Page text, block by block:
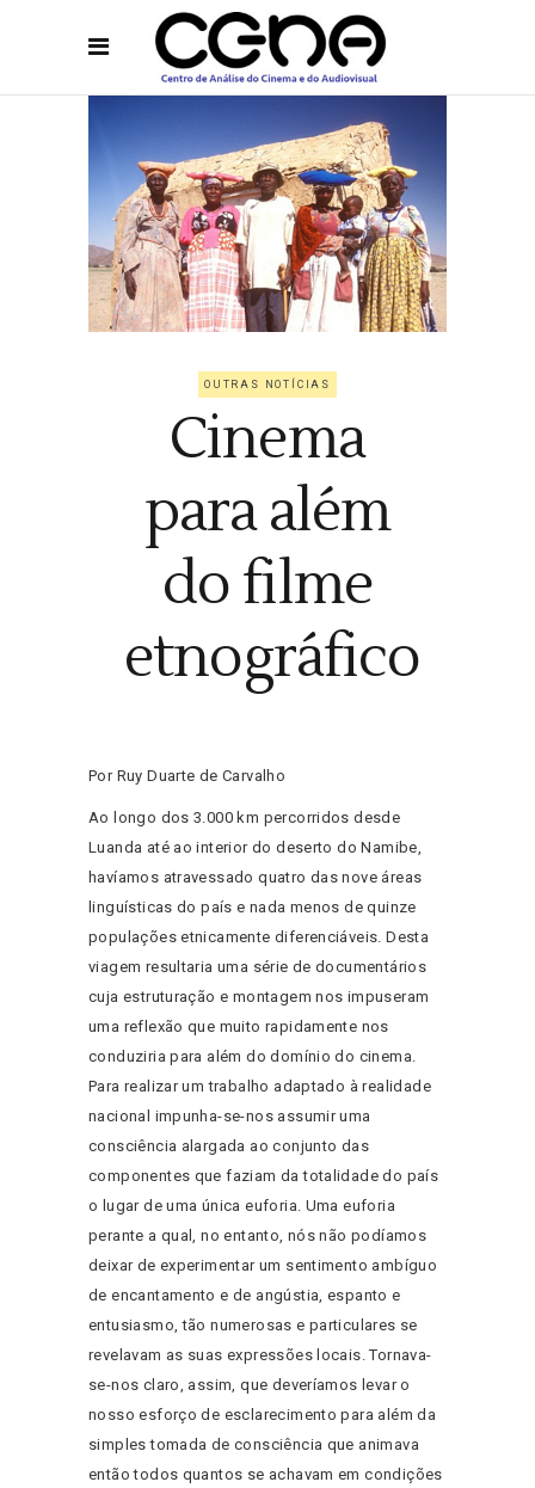
OUTRAS NOTÍCIAS
Cinema
para além
do filme
etnográfico
Por Ruy Duarte de Carvalho
Ao longo dos 3.000 km percorridos desde
Luanda até ao interior do deserto do Namibe,
havíamos atravessado quatro das nove áreas
linguísticas do país e nada menos de quinze
populações etnicamente diferenciáveis. Desta
viagem resultaria uma série de documentários
cuja estruturação e montagem nos impuseram
uma reflexão que muito rapidamente nos
conduziria para além do domínio do cinema.
Para realizar um trabalho adaptado à realidade
nacional impunha-se-nos assumir uma
consciência alargada ao conjunto das
componentes que faziam da totalidade do país
o lugar de uma única euforia. Uma euforia
perante a qual, no entanto, nós não podíamos
deixar de experimentar um sentimento ambíguo
de encantamento e de angústia, espanto e
entusiasmo, tão numerosas e particulares se
revelavam as suas expressões locais. Tornava-
se-nos claro, assim, que deveríamos levar o
nosso esforço de esclarecimento para além da
simples tomada de consciência que animava
então todos quantos se achavam em condições